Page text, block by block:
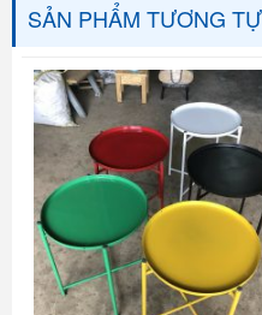
SẢN PHẨM TƯƠNG TỰ